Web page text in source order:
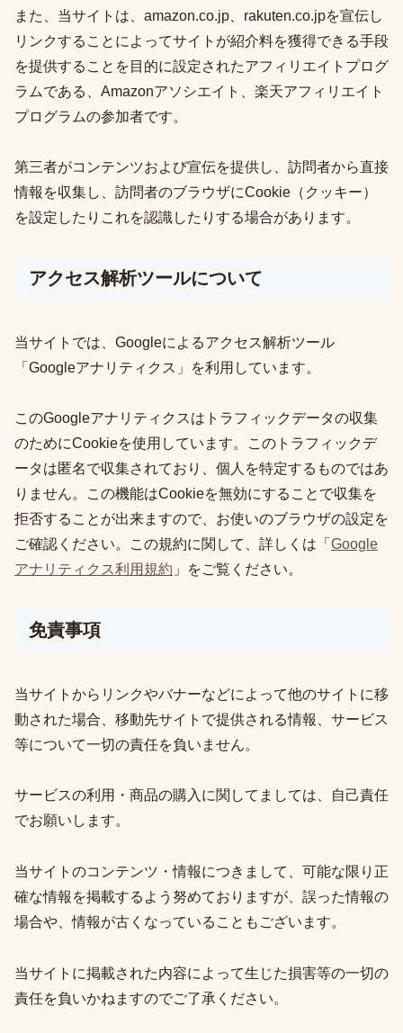
また、当サイトは、amazon.co.jp、rakuten.co.jpを宣伝し
リンクすることによってサイトが紹介料を獲得できる手段
を提供することを目的に設定されたアフィリエイトプログ
ラムである、Amazonアソシエイト、楽天アフィリエイト
プログラムの参加者です。
第三者がコンテンツおよび宣伝を提供し、訪問者から直接
情報を収集し、訪問者のブラウザにCookie（クッキー）
を設定したりこれを認識したりする場合があります。
アクセス解析ツールについて
当サイトでは、Googleによるアクセス解析ツール
「Googleアナリティクス」を利用しています。
このGoogleアナリティクスはトラフィックデータの収集
のためにCookieを使用しています。このトラフィックデ
ータは匿名で収集されており、個人を特定するものではあ
りません。この機能はCookieを無効にすることで収集を
拒否することが出来ますので、お使いのブラウザの設定を
ご確認ください。この規約に関して、詳しくは「 Google
アナリティクス利用規約 」をご覧ください。
免責事項
当サイトからリンクやバナーなどによって他のサイトに移
動された場合、移動先サイトで提供される情報、サービス
等について一切の責任を負いません。
サービスの利用・商品の購入に関してましては、自己責任
でお願いします。
当サイトのコンテンツ・情報につきまして、可能な限り正
確な情報を掲載するよう努めておりますが、誤った情報の
場合や、情報が古くなっていることもございます。
当サイトに掲載された内容によって生じた損害等の一切の
責任を負いかねますのでご了承ください。